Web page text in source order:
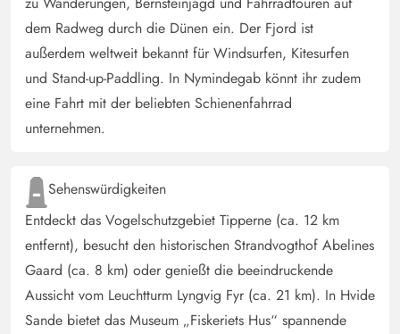
dem Radweg durch die Dünen ein. Der Fjord ist
außerdem weltweit bekannt für Windsurfen, Kitesurfen
und Stand-up-Paddling. In Nymindegab könnt ihr zudem
eine Fahrt mit der beliebten Schienenfahrrad
unternehmen.
Sehenswürdigkeiten
Entdeckt das Vogelschutzgebiet Tipperne (ca. 12 km
entfernt), besucht den historischen Strandvogthof Abelines
Gaard (ca. 8 km) oder genießt die beeindruckende
Aussicht vom Leuchtturm Lyngvig Fyr (ca. 21 km). In Hvide
Sande bietet das Museum „Fiskeriets Hus“ spannende